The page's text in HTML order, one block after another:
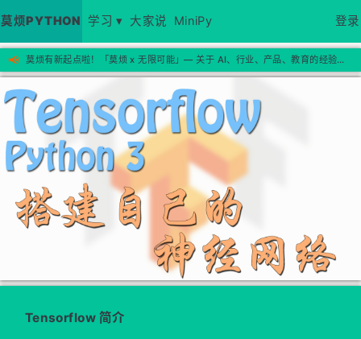
莫烦PYTHON 学习 ▾ 大家说 MiniPy 登录
📢 莫烦有新起点啦！「莫烦 x 无限可能」— 关于 AI、行业、产品、教育的经验思考，欢迎来新站看看 →
Tensorflow 简介